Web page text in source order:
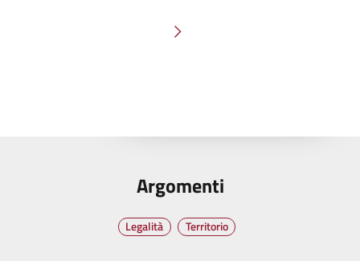
Pagina successiva
Argomenti
Legalità Territorio